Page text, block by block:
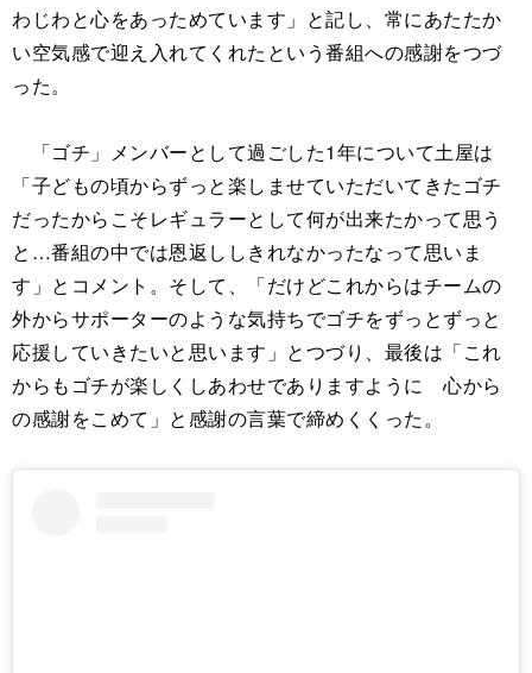
わじわと心をあっためています」と記し、常にあたたか
い空気感で迎え入れてくれたという番組への感謝をつづ
った。
「ゴチ」メンバーとして過ごした1年について土屋は
「子どもの頃からずっと楽しませていただいてきたゴチ
だったからこそレギュラーとして何が出来たかって思う
と…番組の中では恩返ししきれなかったなって思いま
す」とコメント。そして、「だけどこれからはチームの
外からサポーターのような気持ちでゴチをずっとずっと
応援していきたいと思います」とつづり、最後は「これ
からもゴチが楽しくしあわせでありますように 心から
の感謝をこめて」と感謝の言葉で締めくくった。